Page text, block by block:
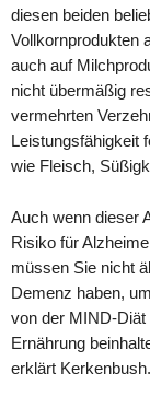
diesen beiden
Vollkornprodukten
auch auf
nicht übermäßig
vermehrten
Leistungsfähigkeit
wie Fleisch,
Auch wenn dieser
Risiko für
müssen Sie nicht
Demenz haben,
von der MIND-Diät
Ernährung
erklärt Kerkenbush.